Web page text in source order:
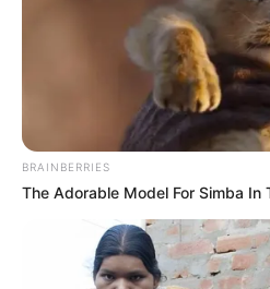
BRAINBERRIES
The Adorable Model For Simba In